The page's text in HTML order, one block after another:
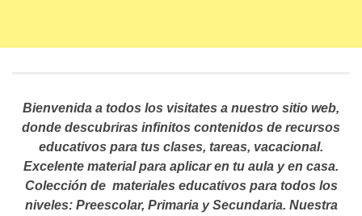
Bienvenida a todos los visitates a nuestro sitio web,
donde descubriras infinitos contenidos de recursos
educativos para tus clases, tareas, vacacional.
Excelente material para aplicar en tu aula y en casa.
Colección de materiales educativos para todos los
niveles: Preescolar, Primaria y Secundaria. Nuestra